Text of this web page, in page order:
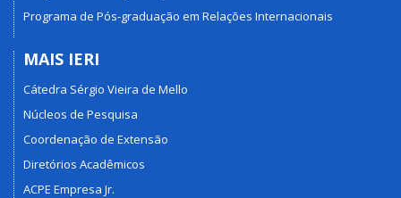
Programa de Pós-graduação em Relações Internacionais
MAIS IERI
Cátedra Sérgio Vieira de Mello
Núcleos de Pesquisa
Coordenação de Extensão
Diretórios Acadêmicos
ACPE Empresa Jr.